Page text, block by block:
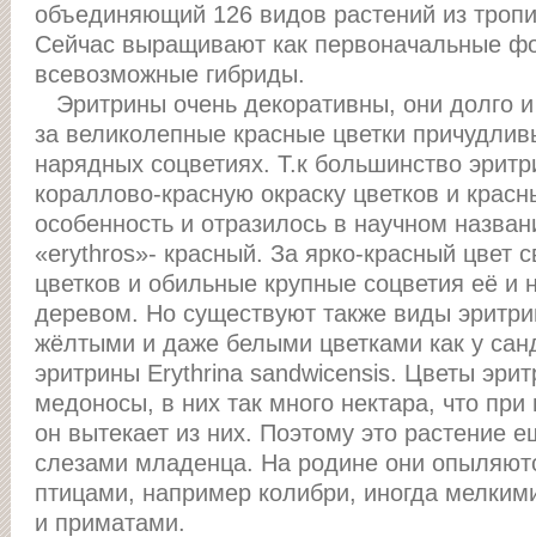
объединяющий 126 видов растений из
Сейчас выращивают как первоначальные
всевозможные гибриды.
Эритрины очень декоративны, они долго и
за великолепные красные цветки
нарядных соцветиях. Т.к большинство
кораллово-красную окраску цветков и
особенность и отразилось в научном
«erythros»- красный. За ярко-красный цвет
цветков и обильные крупные соцветия её
деревом. Но существуют также виды
жёлтыми и даже белыми цветками как у
эритрины Erythrina sandwicensis. Цветы
медоносы, в них так много нектара, что
он вытекает из них. Поэтому это растение
слезами младенца. На родине они
птицами, например колибри, иногда
и приматами.